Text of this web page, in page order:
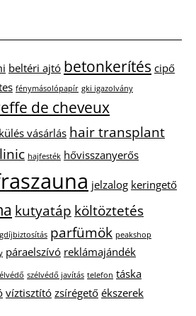
beltéri ajtó betonkerítés cipő
fénymásolópapír gki igazolvány
de cheveux
vásárlás hair transplant
hajfesték hővisszanyerős
jelzalog keringető
kutyatáp költöztetés
parfümök peakshop
páraelszívó reklámajándék
szélvédő javítás telefon táska
víztisztító zsírégető ékszerek